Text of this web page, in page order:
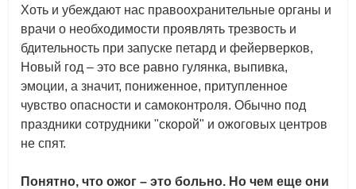
Хоть и убеждают нас правоохранительные органы и
врачи о необходимости проявлять трезвость и
бдительность при запуске петард и фейерверков,
Новый год – это все равно гулянка, выпивка,
эмоции, а значит, пониженное, притупленное
чувство опасности и самоконтроля. Обычно под
праздники сотрудники "скорой" и ожоговых центров
не спят.
Понятно, что ожог – это больно. Но чем еще они